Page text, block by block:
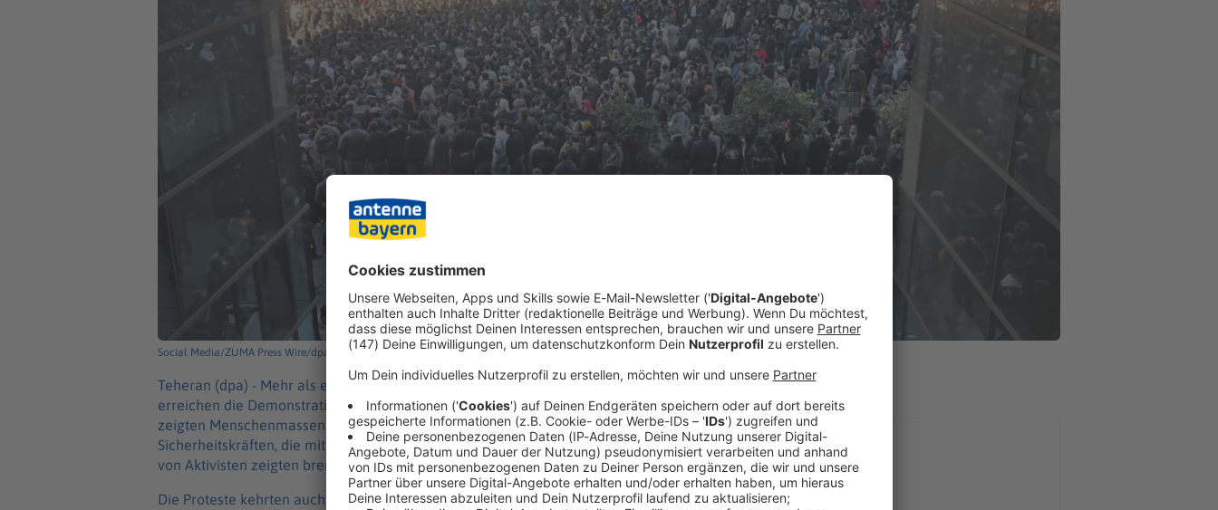
Social Media/ZUMA Press Wire/dpa
Teheran (dpa) - Mehr als eine Woche nach Beginn der landesweiten Proteste im Iran
erreichen die Demonstrationen in Teheran einen Höhepunkt. Videos in sozialen Medien
zeigten Menschenmassen in der Hauptstadt. Augenzeugen berichteten von
Sicherheitskräften, die mit Tränengas gegen vermummte Demonstranten vorgingen. Videos
von Aktivisten zeigten brennende Fahrzeuge der Sicherheitskräfte in Teheran.
Die Proteste kehrten auch in viele andere Metropolen zurück, nachdem in den vergangenen